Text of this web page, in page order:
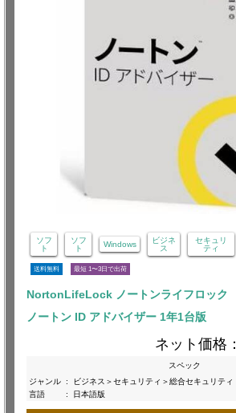
ソフ
ト
ソフ
ト
Windows
ビジネ
ス
セキュリ
ティ
送料無料 最短 1〜3日で出荷
NortonLifeLock ノートンライフロック
ノートン ID アドバイザー 1年1台版
ネット価格：
スペック
ジャンル :
ビジネス＞セキュリティ＞総合セキュリティ
言語
: 日本語版